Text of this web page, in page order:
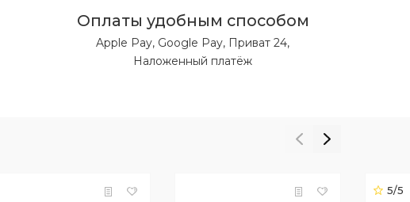
Оплаты удобным способом
Apple Pay, Google Pay, Приват 24,
Наложенный платёж
5/5